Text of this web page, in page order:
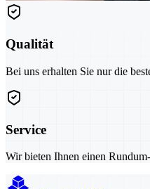
Qualität
Bei uns erhalten Sie nur die
Service
Wir bieten Ihnen einen